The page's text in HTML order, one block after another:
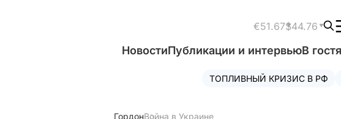
€51.67$44.76
НовостиПубликации и интервьюВ
ТОПЛИВНЫЙ КРИЗИС В РФ
ГордонВойна в Украине